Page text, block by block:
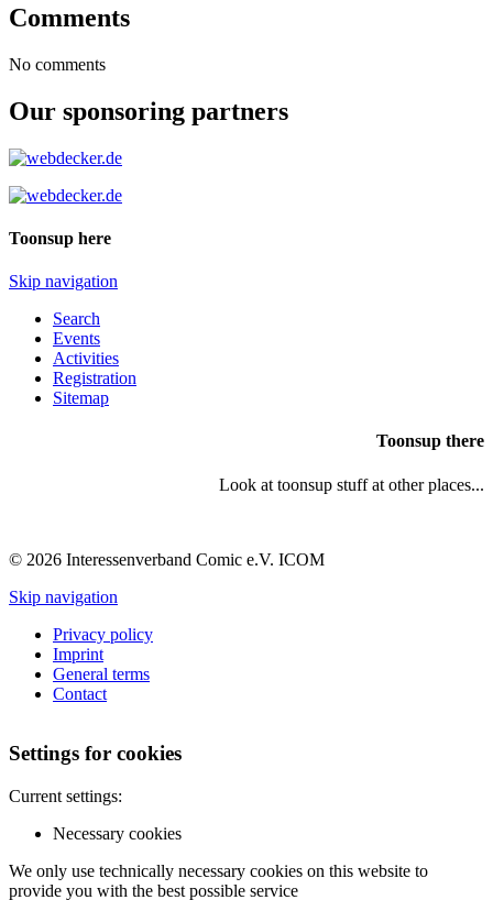
Comments
No comments
Our sponsoring partners
Toonsup here
Skip navigation
Search
Events
Activities
Registration
Sitemap
Toonsup there
Look at toonsup stuff at other places...
© 2026 Interessenverband Comic e.V. ICOM
Skip navigation
Privacy policy
Imprint
General terms
Contact
Settings for cookies
Current settings:
Necessary cookies
We only use technically necessary cookies on this website to
provide you with the best possible service